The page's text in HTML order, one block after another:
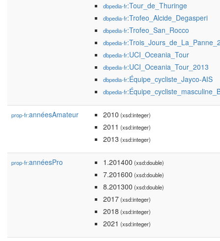
dbpedia-fr:Tour_de_Thuringe
dbpedia-fr:Trofeo_Alcide_Degasperi
dbpedia-fr:Trofeo_San_Rocco
dbpedia-fr
dbpedia-fr:UCI_Oceania_Tour
dbpedia-fr:UCI_Oceania_Tour_2013
dbpedia-fr:Équipe_cycliste_Jayco-AIS
dbpedia-fr
prop-fr:annéesAmateur 2010 (xsd:integer)
2011 (xsd:integer)
2013 (xsd:integer)
prop-fr:annéesPro 1.201400 (xsd:double)
7.201600 (xsd:double)
8.201300 (xsd:double)
2017(xsd:integer)
2018 (xsd:integer)
2021 (xsd:integer)